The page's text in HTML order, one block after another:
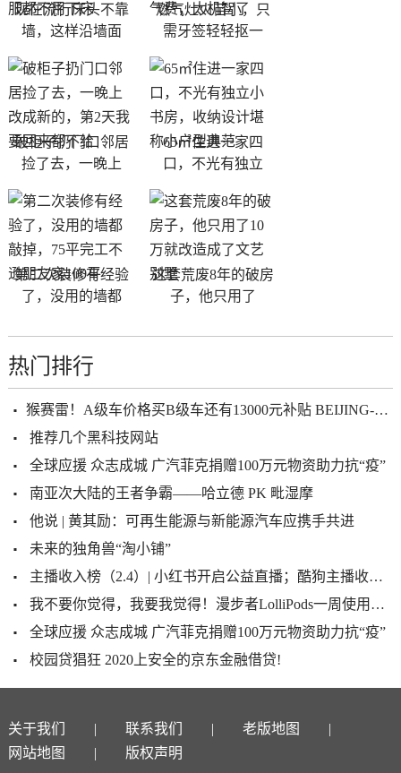
现在流行床头不靠
墙，这样沿墙面
燃气灶火苗小，只
需牙签轻轻抠一
破柜子扔门口邻居
捡了去，一晚上
65㎡住进一家四
口，不光有独立
第二次装修有经验
了，没用的墙都
这套荒废8年的破房
子，他只用了
热门排行
​猴赛雷！A级车价格买B级车还有13000元补贴 BEIJING-U7介绍畀你
推荐几个黑科技网站
全球应援 众志成城 广汽菲克捐赠100万元物资助力抗“疫”
南亚次大陆的王者争霸——哈立德 PK 毗湿摩
他说 | 黄其励：可再生能源与新能源汽车应携手共进
未来的独角兽“淘小铺”
主播收入榜（2.4）| 小红书开启公益直播；酷狗主播收入48万夺冠
我不要你觉得，我要我觉得！漫步者LolliPods一周使用体验
全球应援 众志成城 广汽菲克捐赠100万元物资助力抗“疫”
校园贷猖狂 2020上安全的京东金融借贷!
关于我们 联系我们
老版地图
网站地图
版权声明